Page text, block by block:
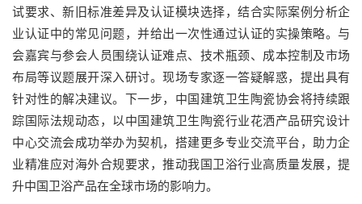
试要求、新旧标准差异及认证模块选择，结合实际案例分析企
业认证中的常见问题，并给出一次性通过认证的实操策略。与
会嘉宾与参会人员围绕认证难点、技术瓶颈、成本控制及市场
布局等议题展开深入研讨。现场专家逐一答疑解惑，提出具有
针对性的解决建议。下一步，中国建筑卫生陶瓷协会将持续跟
踪国际法规动态，以中国建筑卫生陶瓷行业花洒产品研究设计
中心交流会成功举办为契机，搭建更多专业交流平台，助力企
业精准应对海外合规要求，推动我国卫浴行业高质量发展，提
升中国卫浴产品在全球市场的影响力。